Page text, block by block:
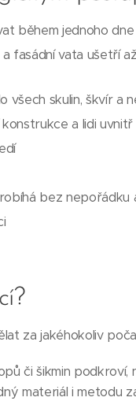
během jednoho dne
fasádní vata ušetří
všech skulin, škvír a
a lidi uvnitř
bez nepořádku
za jakéhokoliv
či šikmin podkroví,
materiál i metodu